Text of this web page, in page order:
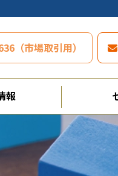
（市場取引用）
報